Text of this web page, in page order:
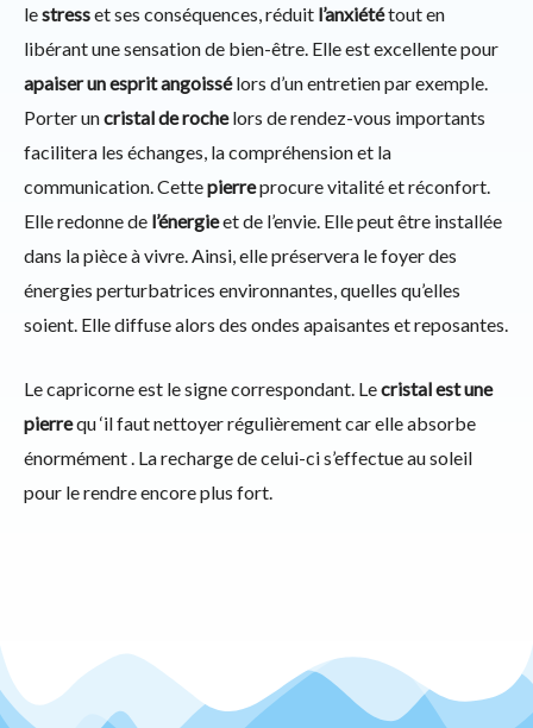
lestresset ses conséquences, réduit l’anxiététout en
libérant une sensation de bien-être. Elle est excellente pour
apaiser un esprit angoissélors d’un entretien par exemple.
Porter uncristal de rochelors de rendez-vous importants
facilitera les échanges, la compréhension et la
communication. Cettepierreprocure vitalité et réconfort.
Elle redonne de l’énergieet de l’envie. Elle peut être installée
dans la pièce à vivre. Ainsi, elle préservera le foyer des
énergies perturbatrices environnantes, quelles qu’elles
soient. Elle diffuse alors des ondes apaisantes et reposantes.
Le capricorne est le signe correspondant. Lecristal est une
pierrequ ‘il faut nettoyer régulièrement car elle absorbe
énormément . La recharge de celui-ci s’effectue au soleil
pour le rendre encore plus fort.